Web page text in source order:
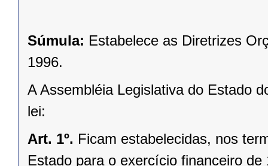
Súmula: Estabelece as Diretrizes
1996.
A Assembléia Legislativa do Estado
lei:
Art. 1º. Ficam estabelecidas, nos
Estado para o exercício financeiro